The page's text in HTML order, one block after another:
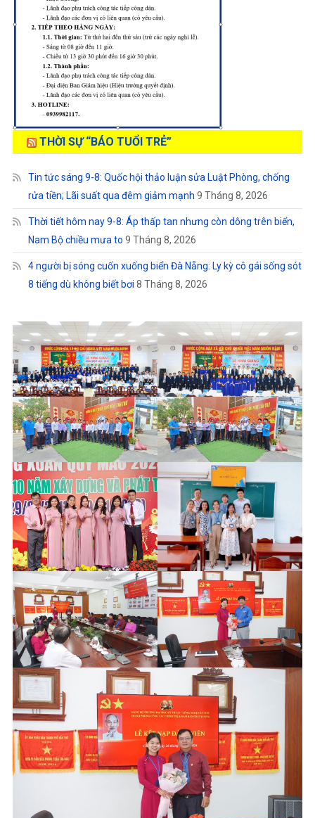
THỜI SỰ “BÁO TUỔI TRẺ”
Tin tức sáng 9-8: Quốc hội thảo luận sửa Luật Phòng, chống
rửa tiền; Lãi suất qua đêm giảm mạnh 9 Tháng 8, 2026
Thời tiết hôm nay 9-8: Áp thấp tan nhưng còn dông trên biển,
Nam Bộ chiều mưa to 9 Tháng 8, 2026
4 người bị sóng cuốn xuống biển Đà Nẵng: Ly kỳ cô gái sống sót
8 tiếng dù không biết bơi 8 Tháng 8, 2026